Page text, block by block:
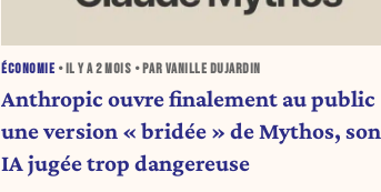
ÉCONOMIE • IL Y A2 MOIS • PAR VANILLE DUJARDIN
Anthropic ouvre finalement au public
une version « bridée » de Mythos, son
IA jugée trop dangereuse